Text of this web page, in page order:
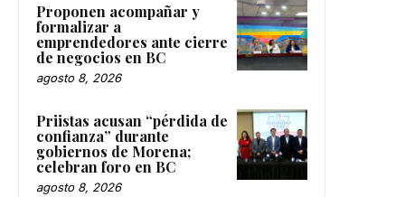
Proponen acompañar y
formalizar a
emprendedores ante cierre
de negocios en BC
agosto 8, 2026
Priistas acusan “pérdida de
confianza” durante
gobiernos de Morena;
celebran foro en BC
agosto 8, 2026